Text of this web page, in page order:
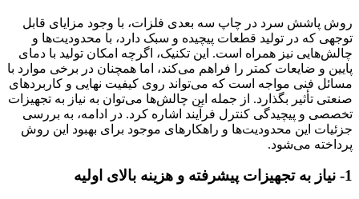
روش پاشش سرد در چاپ سه بعدی فلزات، با وجود مزایای قابل
توجهی که در تولید قطعات پیچیده و سبک دارد، با محدودیت‌ها و
چالش‌هایی نیز همراه است. این تکنیک، اگرچه امکان تولید با دمای
پایین و ضایعات کمتر را فراهم می‌کند، اما همچنان در برخی موارد با
مسائل فنی مواجه است که می‌تواند روی کیفیت نهایی و کاربردهای
صنعتی تأثیر بگذارد. از جمله این چالش‌ها می‌توان به نیاز به تجهیزات
تخصصی و پیچیدگی کنترل فرآیند اشاره کرد. در ادامه، به بررسی
جزئیات این محدودیت‌ها و راهکارهای موجود برای بهبود این روش
پرداخته می‌شود.
1- نیاز به تجهیزات پیشرفته و هزینه بالای اولیه